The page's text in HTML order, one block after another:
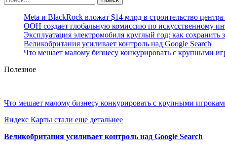
Meta и BlackRock вложат $14 млрд в строительство центра
ООН создает глобальную комиссию по искусственному
Эксплуатация электромобиля круглый год: как сохранить
Великобритания усиливает контроль над Google Search
Что мешает малому бизнесу конкурировать с крупными
Полезное
Что мешает малому бизнесу конкурировать с крупными
Яндекс Карты стали еще детальнее
Великобритания усиливает контроль над Google Search